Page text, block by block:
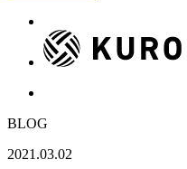
BLOG
2021.03.02